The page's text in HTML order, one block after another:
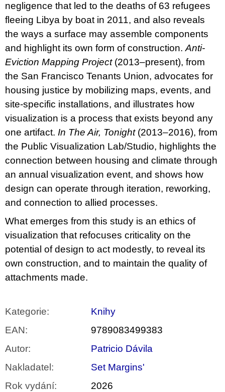
negligence that led to the deaths of 63 refugees
fleeing Libya by boat in 2011, and also reveals
the ways a surface may assemble components
and highlight its own form of construction. Anti-
Eviction Mapping Project (2013–present), from
the San Francisco Tenants Union, advocates for
housing justice by mobilizing maps, events, and
site-specific installations, and illustrates how
visualization is a process that exists beyond any
one artifact. In The Air, Tonight (2013–2016), from
the Public Visualization Lab/Studio, highlights the
connection between housing and climate through
an annual visualization event, and shows how
design can operate through iteration, reworking,
and connection to allied processes.
What emerges from this study is an ethics of
visualization that refocuses criticality on the
potential of design to act modestly, to reveal its
own construction, and to maintain the quality of
attachments made.
Kategorie:
Knihy
EAN:
9789083499383
Autor:
Patricio Dávila
Nakladatel :
Set Margins'
Rok vydání:
2026